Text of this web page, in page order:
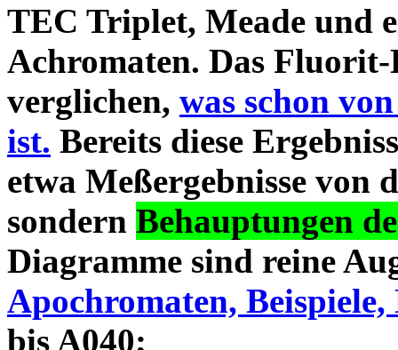
TEC Triplet, Meade und
Achromaten. Das
verglichen, was schon
ist. Bereits diese
etwa Meßergebnisse von
sondern Behauptungen
Diagramme sind reine
Apochromaten, Beispiele,
bis A040;